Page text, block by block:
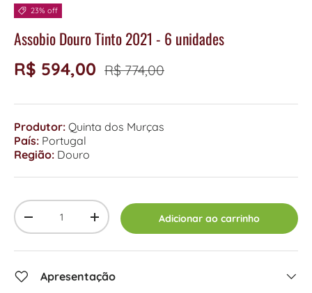
23% off
Assobio Douro Tinto 2021 - 6 unidades
R$ 594,00 R$ 774,00
Produtor: Quinta dos Murças
País: Portugal
Região: Douro
Qty
-
+ Adicionar ao carrinho
Apresentação